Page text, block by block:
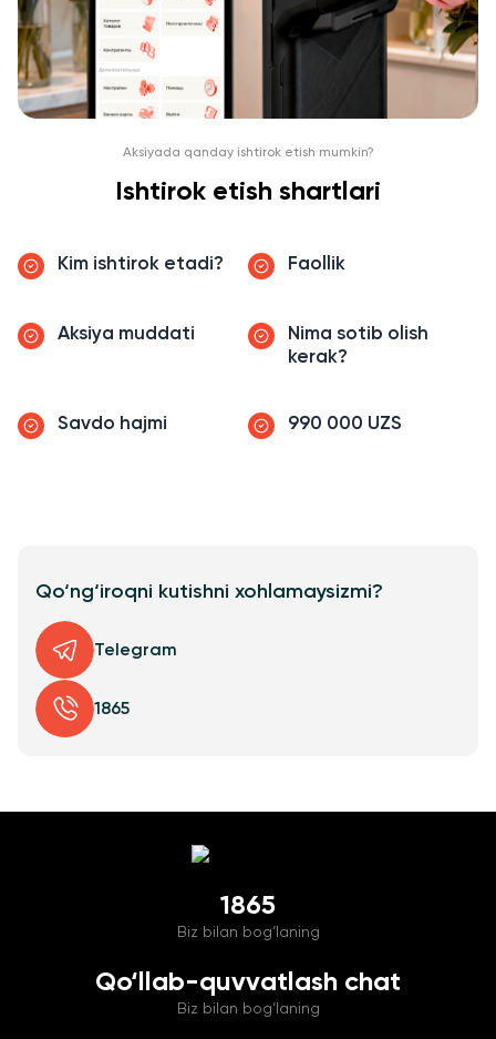
Aksiyada qanday ishtirok etish mumkin?
Ishtirok etish shartlari
Kim ishtirok etadi? Faollik
Aksiya muddati
Nima sotib olish
kerak?
Savdo hajmi 990 000 UZS
Qo‘ng‘iroqni kutishni xohlamaysizmi?
Telegram
1865
1865
Biz bilan bog‘laning
Qo‘llab-quvvatlash chat
Biz bilan bog‘laning